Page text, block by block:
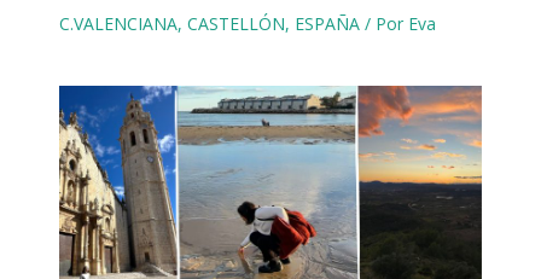
C.VALENCIANA, CASTELLÓN, ESPAÑA/ Por Eva